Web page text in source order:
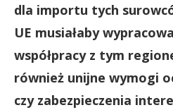
dla importu tych
UE musiałaby
współpracy z tym
również unijne wymogi
czy zabezpieczenia